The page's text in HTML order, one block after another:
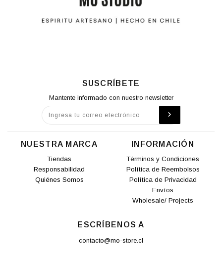
SUSCRÍBETE
Mantente informado con nuestro newsletter
NUESTRA MARCA
Tiendas
Responsabilidad
Quiénes Somos
INFORMACIÓN
Términos y Condiciones
Política de Reembolsos
Política de Privacidad
Envíos
Wholesale/ Projects
ESCRÍBENOS A
contacto@mo-store.cl